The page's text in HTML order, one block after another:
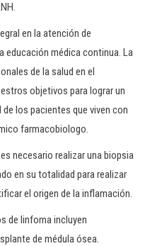
en la atención de
educación médica continua. La
de la salud en el
objetivos para lograr un
los pacientes que viven con
farmacobiologo.
necesario realizar una biopsia
en su totalidad para realizar
el origen de la inflamación.
de linfoma incluyen
de médula ósea.